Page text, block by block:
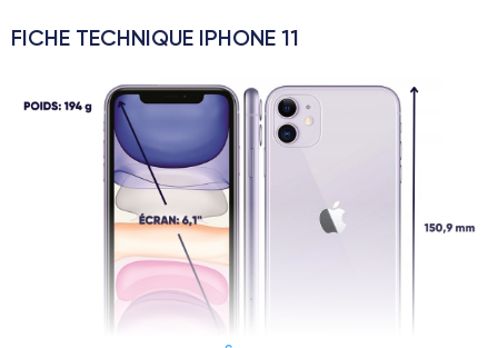
FICHE TECHNIQUE IPHONE 11